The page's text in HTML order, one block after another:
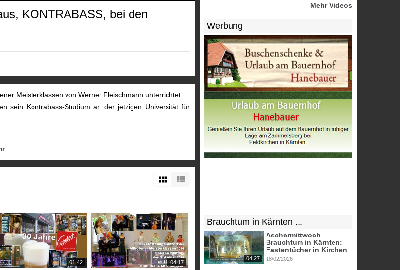
KONTRABASS, bei den
Meisterklassen von Werner Fleischmann unterrichtet.
sein Kontrabass-Studium an der jetzigen Universität für
brockhaus althofener meisterklassen
01:42 04:17
Mehr Videos
Werbung
Brauchtum in Kärnten ...
04:27
Aschermittwoch -
Brauchtum in Kärnten:
Fastentücher in Kirchen
18/02/2026